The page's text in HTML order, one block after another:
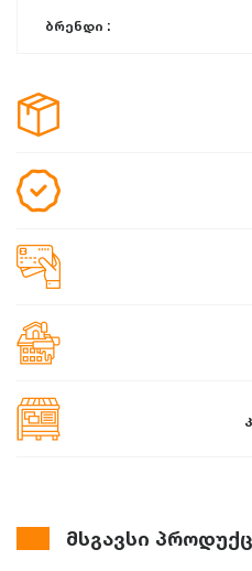
ბრენდი :
მსგავსი